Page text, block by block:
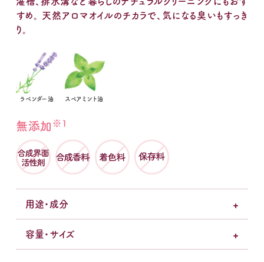
すめ。 天然アロマオイルのチカラで、気になる臭いもすっき
り。
ラベンダー油 スペアミント油
無添加 ※1
用途・成分
容量・サイズ